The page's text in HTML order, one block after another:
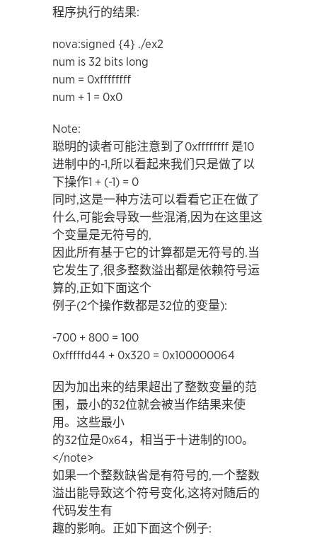
程序执行的结果:
nova:signed {4} ./ex2
num is 32 bits long
num = 0xffffffff
num + 1 = 0x0
Note:
聪明的读者可能注意到了0xffffffff 是10
进制中的-1,所以看起来我们只是做了以
下操作1 + (-1) = 0
同时,这是一种方法可以看看它正在做了
什么,可能会导致一些混淆,因为在这里这
个变量是无符号的,
因此所有基于它的计算都是无符号的.当
它发生了,很多整数溢出都是依赖符号运
算的,正如下面这个
例子(2个操作数都是32位的变量):
-700 + 800 = 100
0xfffffd44 + 0x320 = 0x100000064
因为加出来的结果超出了整数变量的范
围，最小的32位就会被当作结果来使
用。这些最小
的32位是0x64，相当于十进制的100。
</note>
如果一个整数缺省是有符号的,一个整数
溢出能导致这个符号变化,这将对随后的
代码发生有
趣的影响。正如下面这个例子: